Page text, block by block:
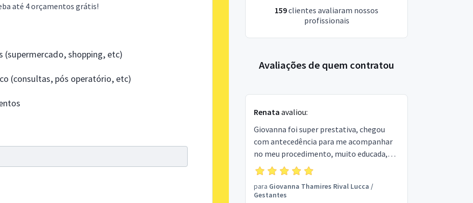
até 4 orçamentos grátis!
(supermercado, shopping, etc)
(consultas, pós operatório, etc)
159clientes avaliaram nossos
profissionais
Avaliações de quem contratou
Renata avaliou:
Giovanna foi super prestativa, chegou
com antecedência para me acompanhar
no meu procedimento, muito educada,
mantivemos uma conversa descontraída
e bem saudável…recomendo para
qualquer um que precisar dos seus
para Giovanna Thamires Rival Lucca /
Gestantes